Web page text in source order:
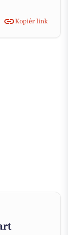
Kopiér link